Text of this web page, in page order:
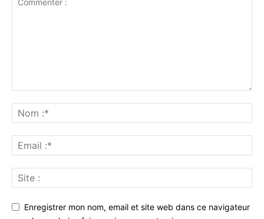
Enregistrer mon nom, email et site web dans ce navigateur